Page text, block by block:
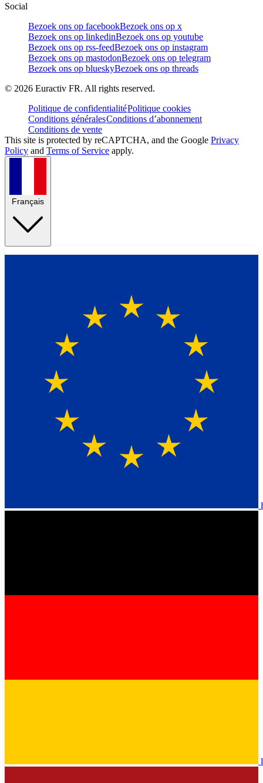
Social
Bezoek ons op facebookBezoek ons op x
Bezoek ons op linkedinBezoek ons op youtube
Bezoek ons op rss-feedBezoek ons op instagram
Bezoek ons op mastodonBezoek ons op telegram
Bezoek ons op blueskyBezoek ons op threads
© 2026 Euractiv FR. All rights reserved.
Politique de confidentialitéPolitique cookies
Conditions généralesConditions d’abonnement
Conditions de vente
This site is protected by reCAPTCHA, and the Google Privacy
Policy and Terms of Service apply.
Français